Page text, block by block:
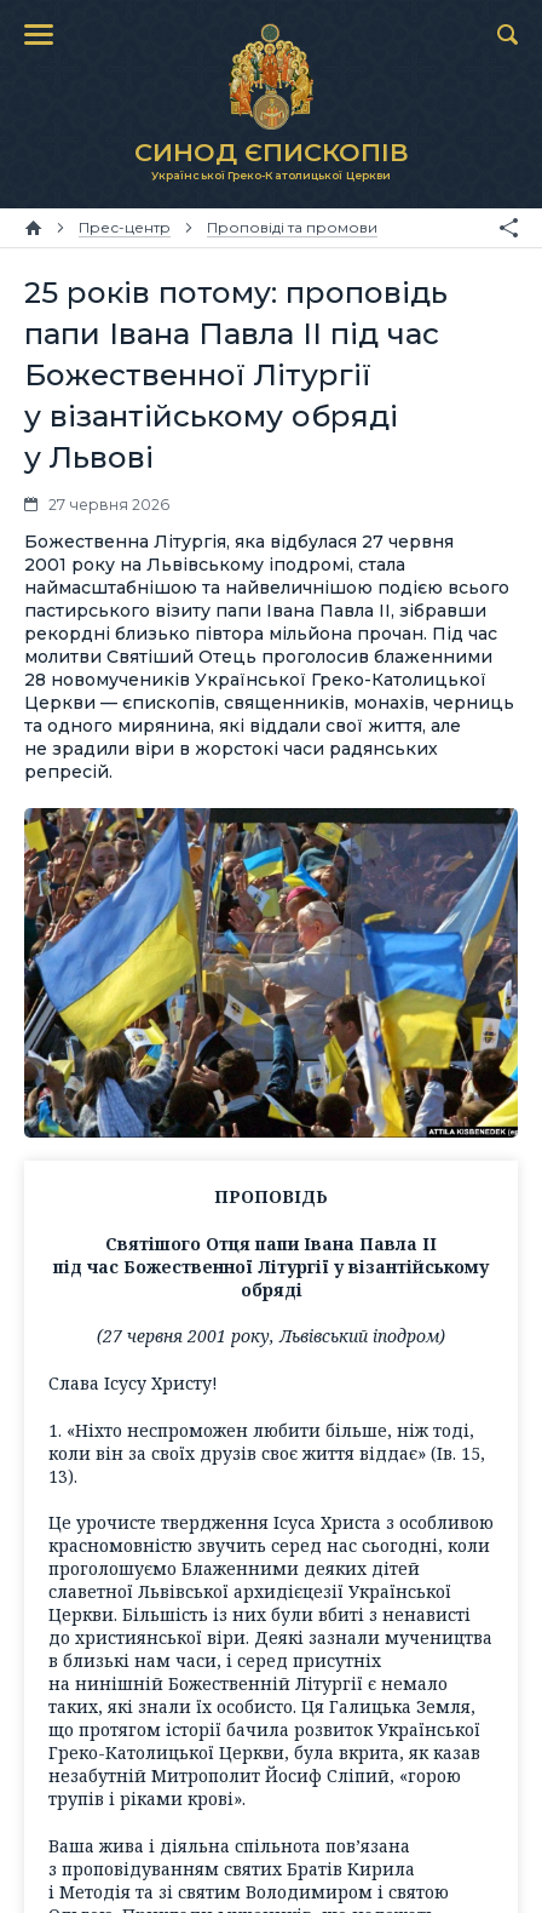
СИНОД ЄПИСКОПІВ
Української Греко-Католицької Церкви
Прес-центр Проповіді та промови
25 років потому: проповідь
папи Івана Павла ІІ під час
Божественної Літургії
у візантійському обряді
у Львові
27 червня 2026
Божественна Літургія, яка відбулася 27 червня
2001 року на Львівському іподромі, стала
наймасштабнішою та найвеличнішою подією всього
пастирського візиту папи Івана Павла ІІ, зібравши
рекордні близько півтора мільйона прочан. Під час
молитви Святіший Отець проголосив блаженними
28 новомучеників Української Греко-Католицької
Церкви — єпископів, священників, монахів, черниць
та одного мирянина, які віддали свої життя, але
не зрадили віри в жорстокі часи радянських
репресій.
ПРОПОВІДЬ
Святішого Отця папи Івана Павла ІІ
під час Божественної Літургії у візантійському
обряді
(27 червня 2001 року, Львівський іподром)
Слава Ісусу Христу!
1. «Ніхто неспроможен любити більше, ніж тоді,
коли він за своїх друзів своє життя віддає» (Ів. 15,
13).
Це урочисте твердження Ісуса Христа з особливою
красномовністю звучить серед нас сьогодні, коли
проголошуємо Блаженними деяких дітей
славетної Львівської архидієцезії Української
Церкви. Більшість із них були вбиті з ненависті
до християнської віри. Деякі зазнали мучеництва
в близькі нам часи, і серед присутніх
на нинішній Божественній Літургії є немало
таких, які знали їх особисто. Ця Галицька Земля,
що протягом історії бачила розвиток Української
Греко-Католицької Церкви, була вкрита, як казав
незабутній Митрополит Йосиф Сліпий, «горою
трупів і ріками крові».
Ваша жива і діяльна спільнота пов’язана
з проповідуванням святих Братів Кирила
і Методія та зі святим Володимиром і святою